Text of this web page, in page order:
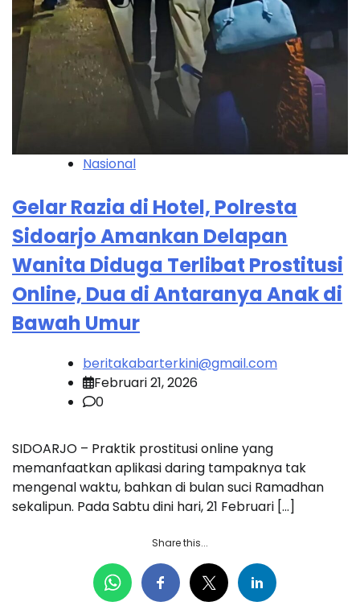
Nasional
Gelar Razia di Hotel, Polresta
Sidoarjo Amankan Delapan
Wanita Diduga Terlibat Prostitusi
Online, Dua di Antaranya Anak di
Bawah Umur
beritakabarterkini@gmail.com
Februari 21, 2026
0
SIDOARJO – Praktik prostitusi online yang
memanfaatkan aplikasi daring tampaknya tak
mengenal waktu, bahkan di bulan suci Ramadhan
sekalipun. Pada Sabtu dini hari, 21 Februari […]
Share this...